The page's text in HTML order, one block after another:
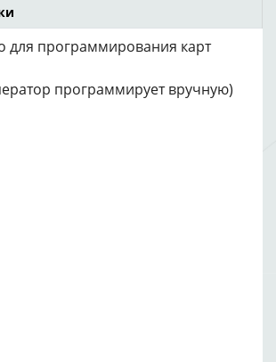
для программирования карт
программирует вручную)